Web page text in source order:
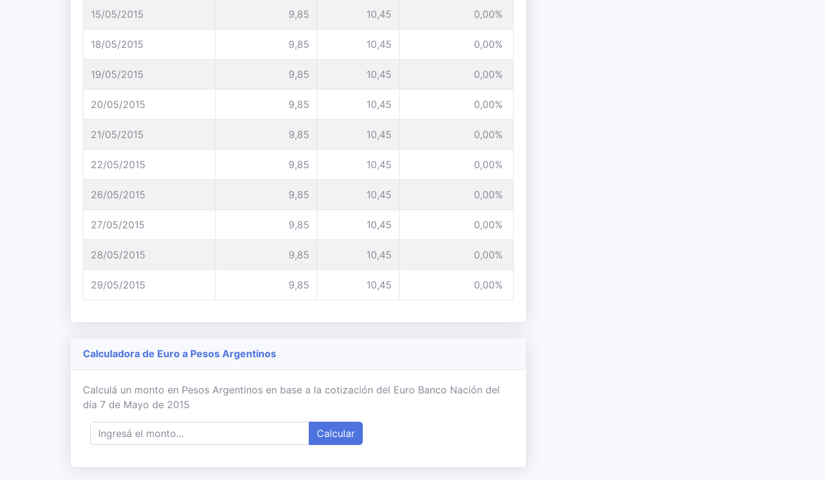
15/05/2015 9,85 10,45 0,00%
18/05/2015 9,85 10,45 0,00%
19/05/2015 9,85 10,45 0,00%
20/05/2015 9,85 10,45 0,00%
21/05/2015 9,85 10,45 0,00%
22/05/2015 9,85 10,45 0,00%
26/05/2015 9,85 10,45 0,00%
27/05/2015 9,85 10,45 0,00%
28/05/2015 9,85 10,45 0,00%
29/05/2015 9,85 10,45 0,00%
Calculadora de Euro a Pesos Argentinos
Calculá un monto en Pesos Argentinos en base a la cotización del Euro Banco Nación del
día 7 de Mayo de 2015
Calcular